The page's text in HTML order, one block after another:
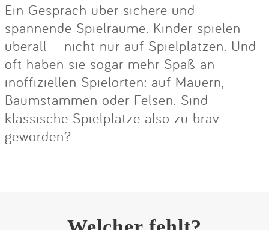
Ein Gespräch über sichere und
spannende Spielräume. Kinder spielen
überall – nicht nur auf Spielplätzen. Und
oft haben sie sogar mehr Spaß an
inoffiziellen Spielorten: auf Mauern,
Baumstämmen oder Felsen. Sind
klassische Spielplätze also zu brav
geworden?